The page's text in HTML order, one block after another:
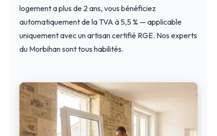
logement a plus de 2 ans, vous bénéficiez
automatiquement de la TVA à 5,5 % — applicable
uniquement avec un artisan certifié RGE. Nos experts
du Morbihan sont tous habilités.